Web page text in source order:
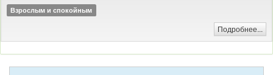
Взрослым и спокойным
Подробнее...